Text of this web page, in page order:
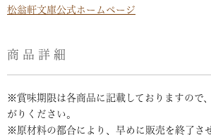
松翁軒文庫公式ホームページ
商品詳細
※賞味期限は各商品に記載しておりますので
がりください。
※原材料の都合により、早めに販売を終了さ